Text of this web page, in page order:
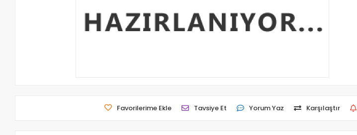
Favorilerime Ekle Tavsiye Et Yorum Yaz Karşılaştır